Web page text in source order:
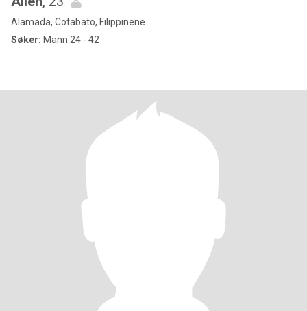
Alamada, Cotabato, Filippinene
Søker: Mann 24 - 42